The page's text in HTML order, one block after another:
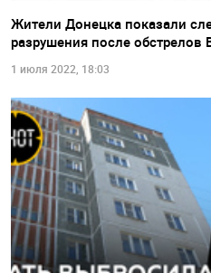
Жители Донецка показали
разрушения после обстрелов
1 июля 2022, 18:03